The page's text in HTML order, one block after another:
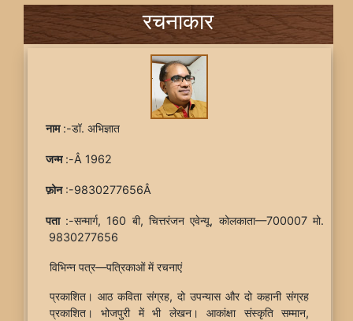
रचनाकार
नाम:-डॉ. अभिज्ञात
जन्म:-Â 1962
फ़ोन:-9830277656Â
पता:-सन्मार्ग, 160 बी, चित्तरंजन एवेन्यू, कोलकाता—700007 मो.
9830277656
विभिन्न पत्र—पत्रिकाओं में रचनाएं
प्रकाशित। आठ कविता संग्रह, दो उपन्यास और दो कहानी संग्रह
प्रकाशित। भोजपुरी में भी लेखन। आकांक्षा संस्कृति सम्मान,